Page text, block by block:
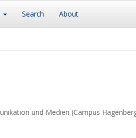
Search About
und Medien (Campus